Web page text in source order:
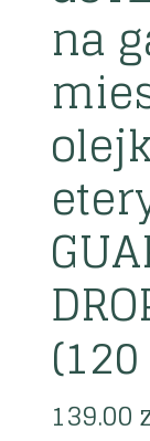
na
139.00